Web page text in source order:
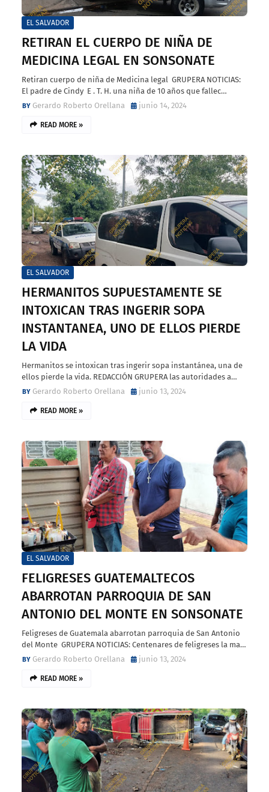
EL SALVADOR
RETIRAN EL CUERPO DE NIÑA DE
MEDICINA LEGAL EN SONSONATE
Retiran cuerpo de niña de Medicina legal GRUPERA NOTICIAS:
El padre de Cindy E . T. H. una niña de 10 años que fallec…
Gerardo Roberto Orellana
junio 14, 2024
READ MORE »
EL SALVADOR
HERMANITOS SUPUESTAMENTE SE
INTOXICAN TRAS INGERIR SOPA
INSTANTANEA, UNO DE ELLOS PIERDE
LA VIDA
Hermanitos se intoxican tras ingerir sopa instantánea, una de
ellos pierde la vida. REDACCIÓN GRUPERA las autoridades a…
Gerardo Roberto Orellana
junio 13, 2024
READ MORE »
EL SALVADOR
FELIGRESES GUATEMALTECOS
ABARROTAN PARROQUIA DE SAN
ANTONIO DEL MONTE EN SONSONATE
Feligreses de Guatemala abarrotan parroquia de San Antonio
del Monte GRUPERA NOTICIAS: Centenares de feligreses la ma…
Gerardo Roberto Orellana
junio 13, 2024
READ MORE »